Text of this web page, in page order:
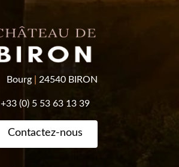
Bourg 24540 BIRON
+33 (0) 5 53 63 13 39
Contactez-nous